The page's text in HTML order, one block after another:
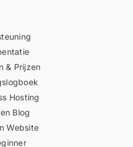
& Prijzen
Hosting
Blog
Website